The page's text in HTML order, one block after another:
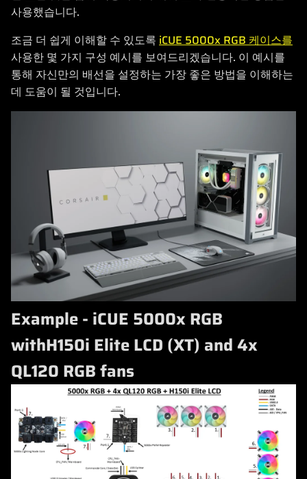
사용했습니다.
조금 더 쉽게 이해할 수 있도록 iCUE 5000x RGB 케이스를
사용한 몇 가지 구성 예시를 보여드리겠습니다. 이 예시를
통해 자신만의 배선을 설정하는 가장 좋은 방법을 이해하는
데 도움이 될 것입니다.
Example - iCUE 5000x RGB
withH150i Elite LCD (XT) and 4x
QL120 RGB fans